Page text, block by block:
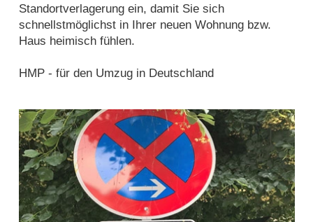
Standortverlagerung ein, damit Sie sich
schnellstmöglichst in Ihrer neuen Wohnung bzw.
Haus heimisch fühlen.
HMP - für den Umzug in Deutschland
Halteverbotszone Bremen